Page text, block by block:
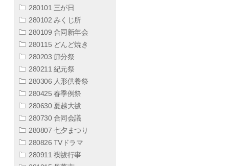
280101 三が日
280102 みくじ所
280109 合同新年会
280115 どんど焼き
280203 節分祭
280211 紀元祭
280306 人形供養祭
280425 春季例祭
280630 夏越大祓
280730 合同会議
280807 七夕まつり
280826 TVドラマ
280911 禊祓行事